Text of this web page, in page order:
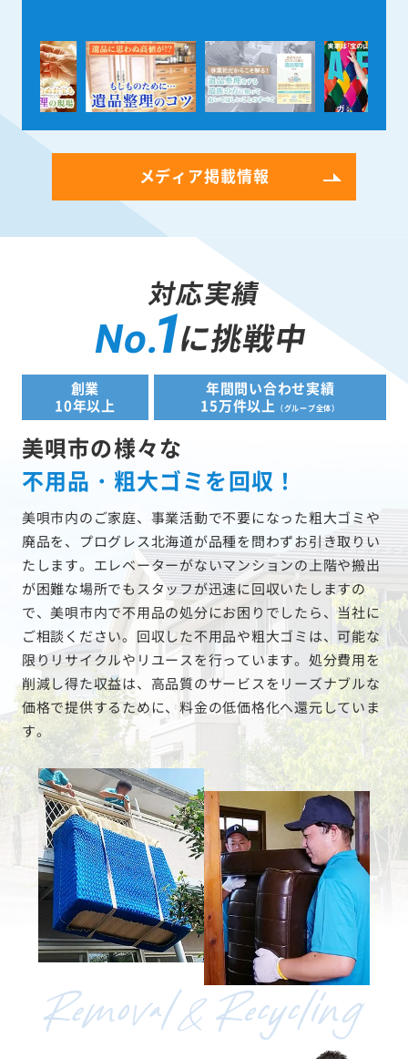
メディア掲載情報
対応実績
No.1に挑戦中
創業
10年以上
年間問い合わせ実績
15万件以上
（グループ全体）
美唄市の様々な
不用品・粗大ゴミを回収！
美唄市内のご家庭、事業活動で不要になった粗大ゴミや
廃品を、プログレス北海道が品種を問わずお引き取りい
たします。エレベーターがないマンションの上階や搬出
が困難な場所でもスタッフが迅速に回収いたしますの
で、美唄市内で不用品の処分にお困りでしたら、当社に
ご相談ください。回収した不用品や粗大ゴミは、可能な
限りリサイクルやリユースを行っています。処分費用を
削減し得た収益は、高品質のサービスをリーズナブルな
価格で提供するために、料金の低価格化へ還元していま
す。